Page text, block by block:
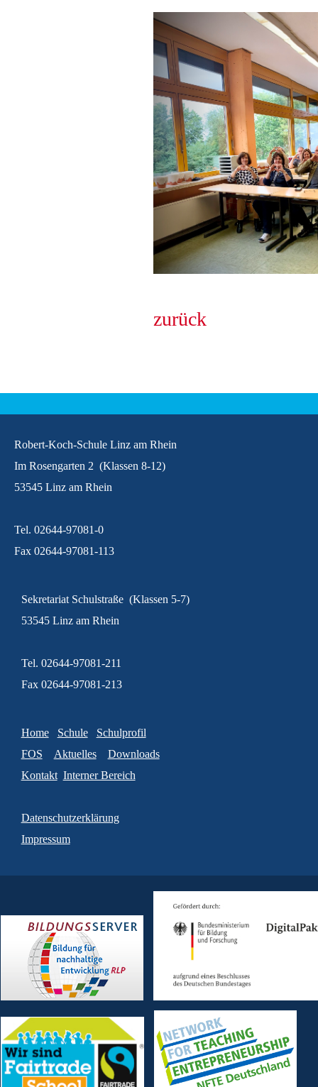
zurück
Robert-Koch-Schule Linz am Rhein
Im Rosengarten 2 (Klassen 8-12)
53545 Linz am Rhein
Tel. 02644-97081-0
Fax 02644-97081-113
Sekretariat Schulstraße (Klassen 5-7)
53545 Linz am Rhein
Tel. 02644-97081-211
Fax 02644-97081-213
Home Schule
Schulprofil
FOS
Aktuelles
Downloads
Kontakt Interner Bereich
Datenschutzerklärung
Impressum